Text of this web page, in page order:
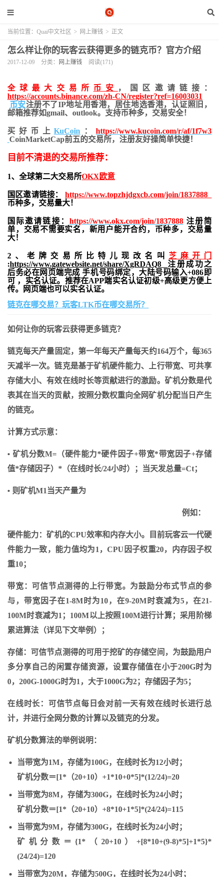
当前位置： Quai中文社区 > 网上赚钱 > 正文
怎么样让你的玩客云获得更多的链克币？官方介绍
2017-12-09 分类： 网上赚钱 阅读(171)
全球最大交易所 币安
，国区邀请链接：
https://accounts.binance.com/zh-CN/register?ref=16003031
币安注册不了IP地址用香港，居住地选香港，认证照旧，
邮箱推荐如gmail、outlook。支持币种多，交易安全！
买好币上KuCoin ：https://www.kucoin.com/r/af/1f7w3
CoinMarketCap前五的交易所，注册友好操简单快捷！
目前不清退的交易所推荐：
1、全球第二大交易所OKX欧意
国区邀请链接： https://www.topzhjdgxcb.com/join/1837888
币种多，交易量大！
国际邀请链接： https://www.okx.com/join/1837888注册简
单，交易不需要实名，新用户能开合约， 币种多，交易量
大！
2、老牌交易所比特儿现改名叫 芝麻开门
:https://www.gatewebsite.net/share/XgRDAQ8 注册成功之
后务必在网页端完成 手机号码绑定，大陆号码输入+086即
可 ，实名认证。推荐在APP端实名认证初级+高级更方便上
传。网页端也可以实名认证。
链克在哪交易？玩客LTK币在哪交易所？
如何让你的玩客云获得更多链克？
链克每天产量固定，第一年每天产量每天约164万个，每365
天减半一次。链克是基于矿机硬件能力、上行带宽、可共享
存储大小、有效在线时长等贡献进行的激励。矿机分数是代
表其在当天的贡献，按照分数权重向全网矿机分配当日产生
的链克。
计算方式示意：
• 矿机分数M=（硬件能力*硬件因子+带宽*带宽因子+存储
值*存储因子）*（在线时长/24小时）；当天发总量=Ct；
• 则矿机M1当天产量为
例如：
硬件能力：矿机的CPU效率和内存大小。目前玩客云一代硬
件能力一致，能力值均为1，CPU因子权重20，内存因子权
重10；
带宽：可信节点测得的上行带宽。为鼓励分布式节点的参
与，带宽因子在1-8M时为10，在9-20M时衰减为5，在21-
100M时衰减为1；100M以上按照100M进行计算；采用阶梯
累进算法（详见下文举例）；
存储：可信节点测得的可用于挖矿的存储空间，为鼓励用户
多分享自己的闲置存储资源，设置存储值在小于200G时为
0，200G-1000G时为1，大于1000G为2；存储因子为5；
在线时长：可信节点每日会对前一天有效在线时长进行总
计，并进行全网分数的计算以及链克的分发。
矿机分数算法的举例说明：
当带宽为1M，存储为100G，在线时长为12小时；
矿机分数＝[1*（20+10）+1*10+0*5]*(12/24)=20
当带宽为8M，存储为300G，在线时长为24小时；
矿机分数＝[1*（20+10）+8*10+1*5]*(24/24)=115
当带宽为9M，存储为300G，在线时长为24小时；
矿机分数＝{1*（20+10）+[8*10+(9-8)*5]+1*5}*
(24/24)=120
当带宽为20M，存储为500G，在线时长为24小时；